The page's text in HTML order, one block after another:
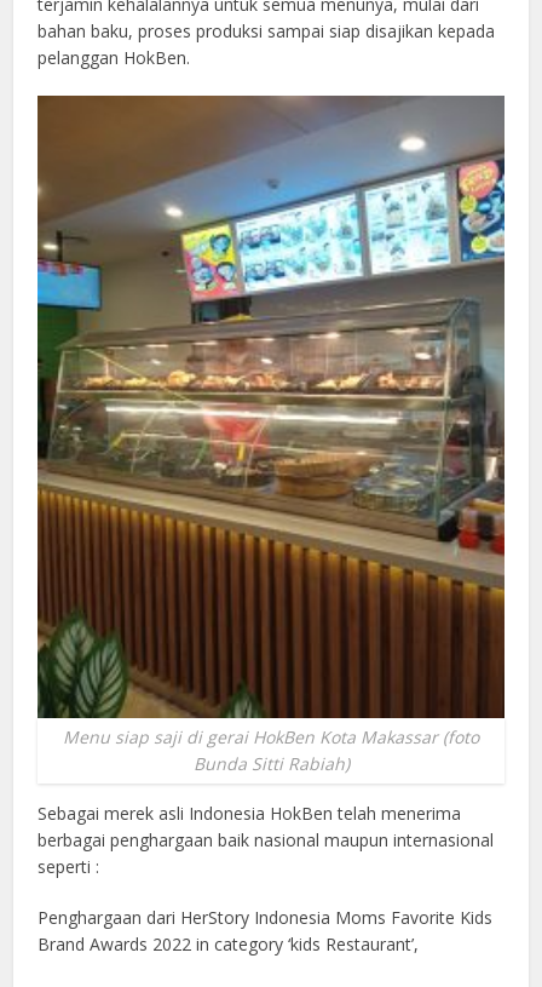
bahan baku, proses produksi sampai siap disajikan kepada
pelanggan HokBen.
Menu siap saji di gerai HokBen Kota Makassar (foto
Bunda Sitti Rabiah)
Sebagai merek asli Indonesia HokBen telah menerima
berbagai penghargaan baik nasional maupun internasional
seperti :
Penghargaan dari HerStory Indonesia Moms Favorite Kids
Brand Awards 2022 in category ‘kids Restaurant’,